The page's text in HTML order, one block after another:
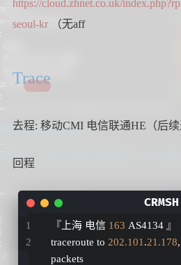
https://cloud.zhnet.co.uk/
seoul-kr（无aff
Trace
去程: 移动CMI 电信联通HE（后续
回程
『上海 电信 163 AS4134 』
traceroute to 202.101 .21.178,
packets